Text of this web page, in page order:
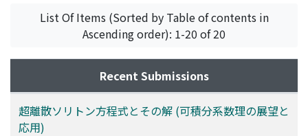
[Tetsuya]List Of Items (Sorted by Table of contents in
Ascending order): 1-20 of 20
Recent Submissions
超離散ソリトン方程式とその解 (可積分系数理の展望と
応用)